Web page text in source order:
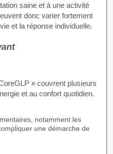
saine et à une activité
donc varier fortement
et la réponse individuelle.
» couvrent plusieurs
et au confort quotidien.
notamment les
une démarche de